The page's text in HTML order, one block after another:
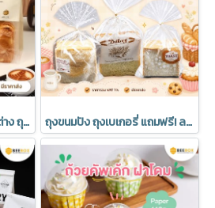
ถุงขนมปัง ถุงขนมเจาะหน้าต่าง ถุงเบเกอรี่ ซองขนม เจาะหน้าต่าง พร้อมลวดรัดที่ปากถุง มีราคาส่ง (1แพ็ค : 20 ชิ้น) ถุงขนมปัง ถุงเบเกอรี่ แถมฟรี! ลวดปิดปากถุง มีราคาส่ง (1 แพค 50 ชิ้น)